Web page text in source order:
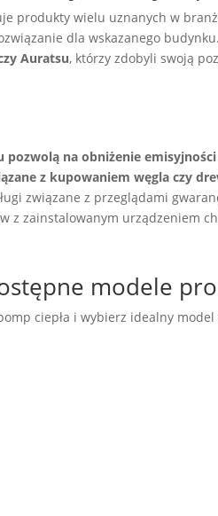
produkty wielu uznanych w
dla wskazanego
Auratsu, którzy zdobyli swoją
pozwolą na obniżenie
z kupowaniem węgla czy
związane z przeglądami
z zainstalowanym urządzeniem
modele
ciepła i wybierz idealny